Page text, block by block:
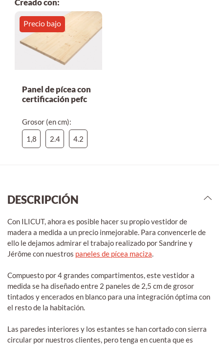
Creado con:
Precio bajo
Panel de pícea con
certificación pefc
Grosor (en cm):
1,8
2.4 4.2
DESCRIPCIÓN
Con ILICUT, ahora es posible hacer su propio vestidor de
madera a medida a un precio inmejorable. Para convencerle de
ello le dejamos admirar el trabajo realizado por Sandrine y
Jérôme con nuestros paneles de pícea maciza.
Compuesto por 4 grandes compartimentos, este vestidor a
medida se ha diseñado entre 2 paneles de 2,5 cm de grosor
tintados y encerados en blanco para una integración óptima con
el resto de la habitación.
Las paredes interiores y los estantes se han cortado con sierra
circular por nuestros clientes, pero tenga en cuenta que es